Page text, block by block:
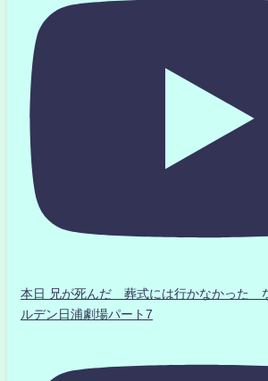
本日 兄が死んだ 葬式には行かなかった
ルデン日浦劇場パート7